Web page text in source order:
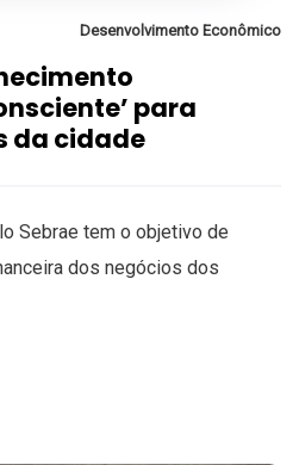
Desenvolvimento Econômico
para
da cidade
Sebrae tem o objetivo de
dos negócios dos